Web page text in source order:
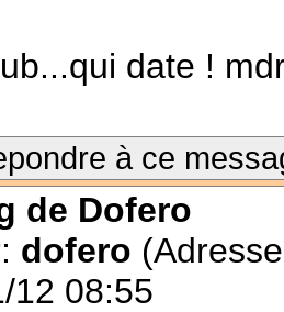
date !
à ce
de Dofero
dofero
12 08:55